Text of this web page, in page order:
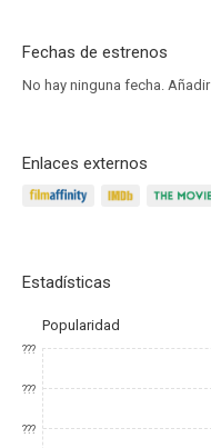
Fechas de estrenos
No hay ninguna fecha. Añadir
Enlaces externos
Estadísticas
Popularidad
???
???
???